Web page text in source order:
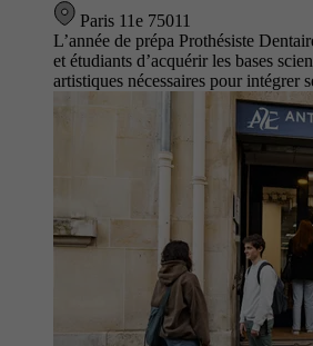
Paris 11e 75011
L’année de prépa Prothésiste
et étudiants d’acquérir les bases
artistiques nécessaires pour intégrer